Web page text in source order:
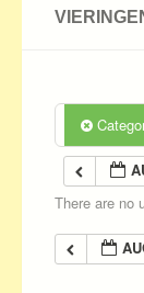
There are no